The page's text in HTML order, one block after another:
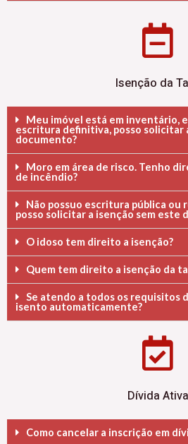
Isenção da
Meu imóvel está em inventário,
escritura definitiva, posso solicitar
documento?
Moro em área de risco. Tenho
de incêndio?
Não possuo escritura pública ou
posso solicitar a isenção sem este
O idoso tem direito a isenção?
Quem tem direito a isenção da
Se atendo a todos os requisitos
isento automaticamente?
Dívida Ativa
Como cancelar a inscrição em